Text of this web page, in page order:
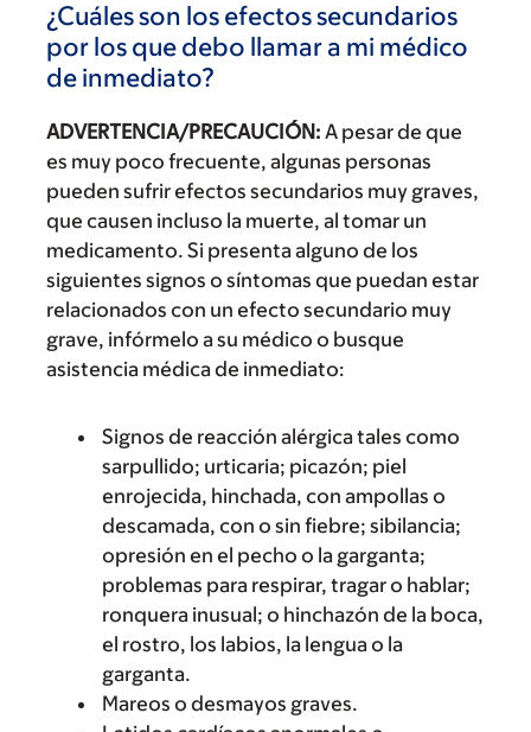
¿Cuáles son los efectos secundarios
por los que debo llamar a mi médico
de inmediato?
ADVERTENCIA/PRECAUCIÓN: A pesar de que
es muy poco frecuente, algunas personas
pueden sufrir efectos secundarios muy graves,
que causen incluso la muerte, al tomar un
medicamento. Si presenta alguno de los
siguientes signos o síntomas que puedan estar
relacionados con un efecto secundario muy
grave, infórmelo a su médico o busque
asistencia médica de inmediato:
Signos de reacción alérgica tales como
sarpullido; urticaria; picazón; piel
enrojecida, hinchada, con ampollas o
descamada, con o sin fiebre; sibilancia;
opresión en el pecho o la garganta;
problemas para respirar, tragar o hablar;
ronquera inusual; o hinchazón de la boca,
el rostro, los labios, la lengua o la
garganta.
Mareos o desmayos graves.